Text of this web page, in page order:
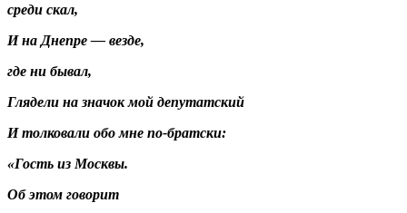
среди скал,
И на Днепре — везде,
где ни бывал,
Глядели на значок мой депутатский
И толковали обо мне по-братски:
«Гость из Москвы.
Об этом говорит